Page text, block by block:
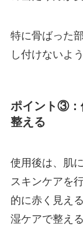
特に骨ばった
し付けないよ
ポイント③：
整える
使用後は、肌
スキンケアを
的に赤く見え
湿ケアで整え